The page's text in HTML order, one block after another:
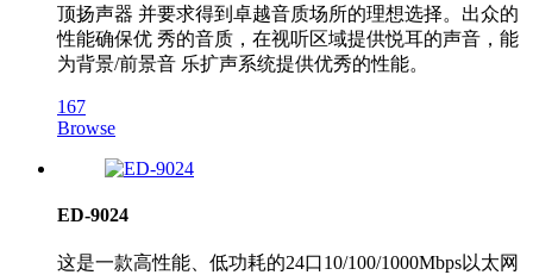
顶扬声器 并要求得到卓越音质场所的理想选择。出众的
性能确保优 秀的音质，在视听区域提供悦耳的声音，能
为背景/前景音 乐扩声系统提供优秀的性能。
167
Browse
ED-9024
这是一款高性能、低功耗的24口10/100/1000Mbps以太网